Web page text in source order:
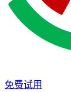
免费试用